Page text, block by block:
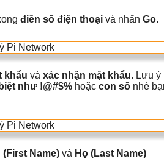
điền số điện thoại và nhấn Go.
khẩu và xác nhận mật khẩu. Lưu ý
như !@#$% hoặc con số nhé
(First Name) và Họ (Last Name)